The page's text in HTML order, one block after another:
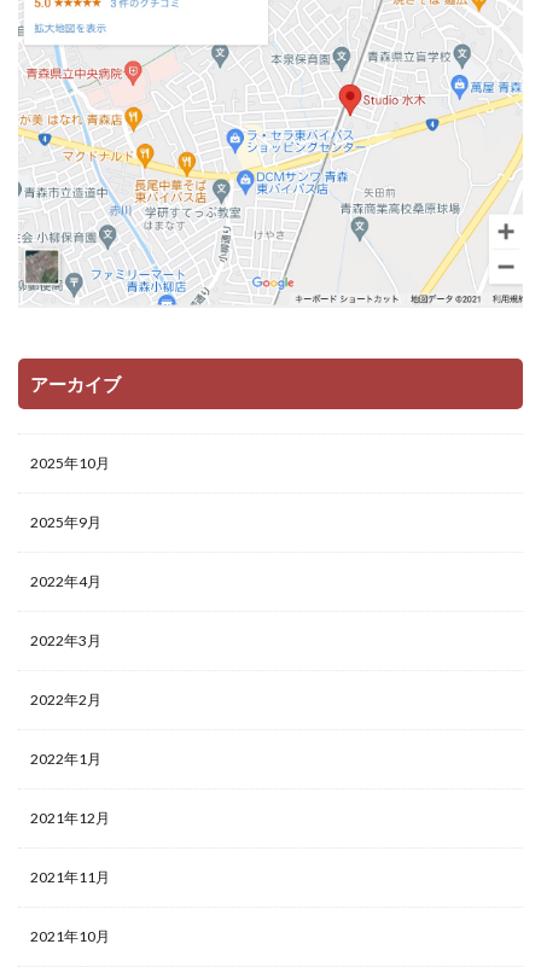
アーカイブ
2025年10月
2025年9月
2022年4月
2022年3月
2022年2月
2022年1月
2021年12月
2021年11月
2021年10月